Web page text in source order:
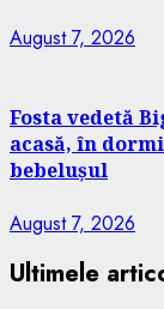
August 7, 2026
Fosta vedetă
acasă, în
bebelușul
August 7, 2026
Ultimele